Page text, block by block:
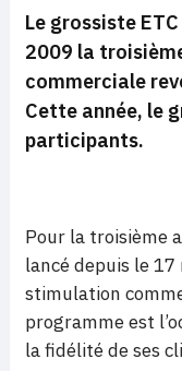
Le grossiste
2009 la
commerciale
Cette année, le
participants.
Pour la troisième
lancé depuis le
stimulation
programme est
la fidélité de ses